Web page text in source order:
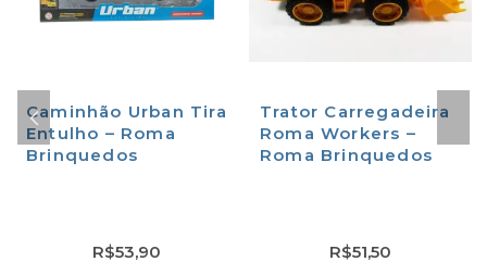
Caminhão Urban Tira
Entulho – Roma
Brinquedos
R$53,90
Trator Carregadeira
Roma Workers –
Roma Brinquedos
R$51,50